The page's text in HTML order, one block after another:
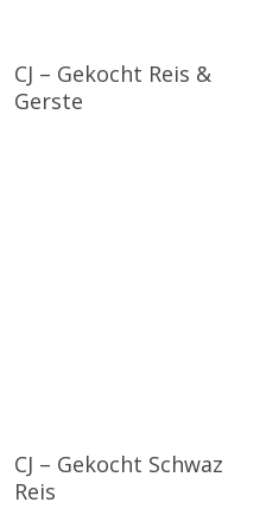
CJ – Gekocht Reis &
Gerste
CJ – Gekocht Schwaz
Reis